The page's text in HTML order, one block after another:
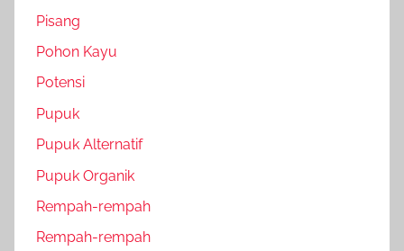
Pisang
Pohon Kayu
Potensi
Pupuk
Pupuk Alternatif
Pupuk Organik
Rempah-rempah
Rempah-rempah